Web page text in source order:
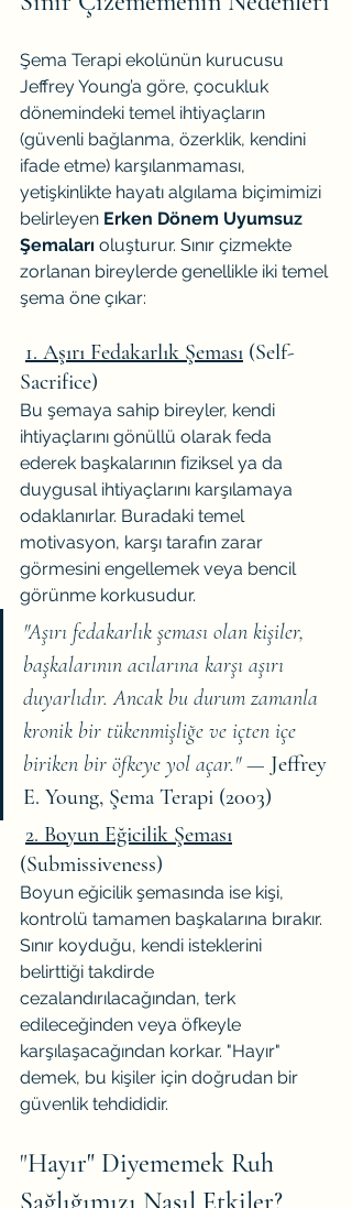
Şema Terapi ekolünün kurucusu
Jeffrey Young’a göre, çocukluk
dönemindeki temel ihtiyaçların
(güvenli bağlanma, özerklik, kendini
ifade etme) karşılanmaması,
yetişkinlikte hayatı algılama biçimimizi
belirleyen Erken Dönem Uyumsuz
Şemaları oluşturur. Sınır çizmekte
zorlanan bireylerde genellikle iki temel
şema öne çıkar:
1. Aşırı Fedakarlık Şeması (Self-
Sacrifice)
Bu şemaya sahip bireyler, kendi
ihtiyaçlarını gönüllü olarak feda
ederek başkalarının fiziksel ya da
duygusal ihtiyaçlarını karşılamaya
odaklanırlar. Buradaki temel
motivasyon, karşı tarafın zarar
görmesini engellemek veya bencil
görünme korkusudur.
"Aşırı fedakarlık şeması olan kişiler,
başkalarının acılarına karşı aşırı
duyarlıdır. Ancak bu durum zamanla
kronik bir tükenmişliğe ve içten içe
biriken bir öfkeye yol açar." — Jeffrey
E. Young, Şema Terapi (2003)
2. Boyun Eğicilik Şeması
(Submissiveness)
Boyun eğicilik şemasında ise kişi,
kontrolü tamamen başkalarına bırakır.
Sınır koyduğu, kendi isteklerini
belirttiği takdirde
cezalandırılacağından, terk
edileceğinden veya öfkeyle
karşılaşacağından korkar. "Hayır"
demek, bu kişiler için doğrudan bir
güvenlik tehdididir.
"Hayır" Diyememek Ruh